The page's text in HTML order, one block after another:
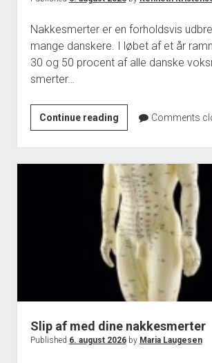
Nakkesmerter er en forholdsvis
mange danskere. I løbet af et år
30 og 50 procent af alle danske
smerter…
Continue readingFå
behandlet
dine
nakkesmerter
med
akupunktur
Comments
Slip af med dine nakkesmerter
Published 6. august 2026by Maria Laugesen